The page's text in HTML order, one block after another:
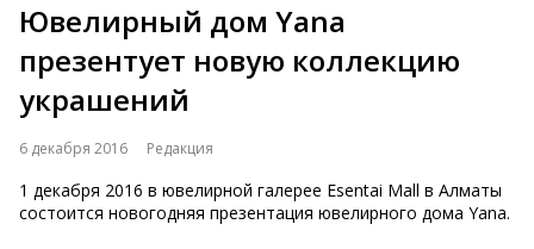
Ювелирный дом Yana
презентует новую коллекцию
украшений
6 декабря 2016 Редакция
1 декабря 2016 в ювелирной галерее Esentai Mall в Алматы
состоится новогодняя презентация ювелирного дома Yana.